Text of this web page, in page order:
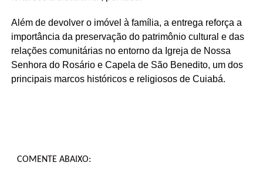
Além de devolver o imóvel à família, a entrega reforça a
importância da preservação do patrimônio cultural e das
relações comunitárias no entorno da Igreja de Nossa
Senhora do Rosário e Capela de São Benedito, um dos
principais marcos históricos e religiosos de Cuiabá.
COMENTE ABAIXO: